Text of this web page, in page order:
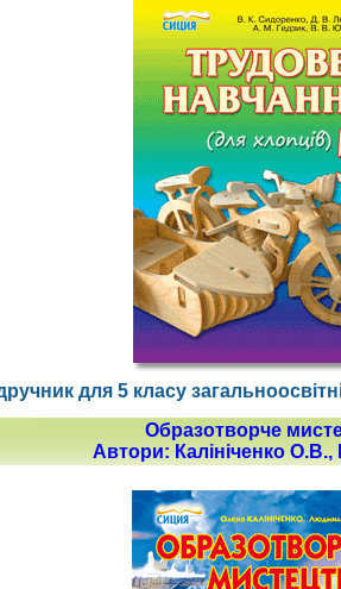
для 5 класу
Образотворче
Автори: Калініченко